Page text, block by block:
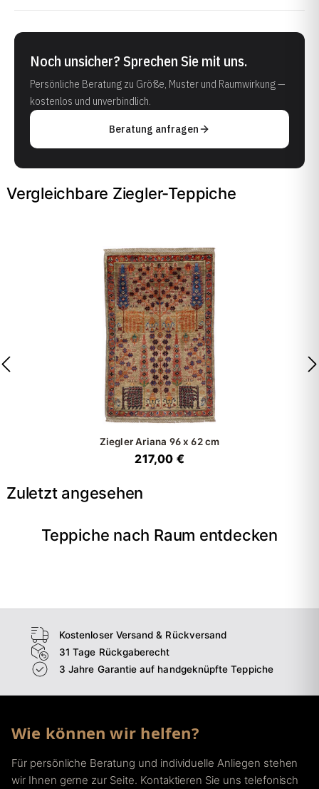
Noch unsicher? Sprechen Sie mit uns.
Persönliche Beratung zu Größe, Muster und Raumwirkung —
kostenlos und unverbindlich.
Beratung anfragen
Vergleichbare Ziegler-Teppiche
Ziegler Ariana 96 x 62 cm
217,00 €
Zuletzt angesehen
Teppiche nach Raum entdecken
Wohnzimmer
Kostenloser Versand & Rückversand
31 Tage Rückgaberecht
3 Jahre Garantie auf handgeknüpfte Teppiche
Wie können wir helfen?
Für persönliche Beratung und individuelle Anliegen stehen
wir Ihnen gerne zur Seite. Kontaktieren Sie uns telefonisch